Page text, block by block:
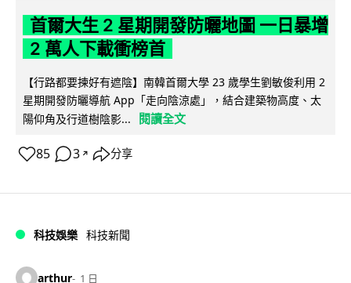
首爾大生 2 星期開發防曬地圖 一日暴增
2 萬人下載衝榜首
【行路都要揀好有遮陰】南韓首爾大學 23 歲學生劉敏俊利用 2
星期開發防曬導航 App「走向陰涼處」，結合建築物高度、太
陽仰角及行道樹陰影...
閱讀全文
85 3 ↗ 分享
科技娛樂 科技新聞
arthur 1 日